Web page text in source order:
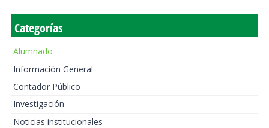
Categorías
Alumnado
Información General
Contador Público
Investigación
Noticias institucionales